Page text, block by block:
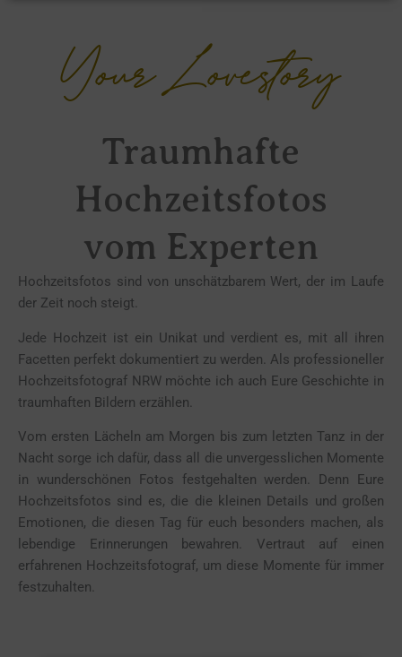
Your Lovestory
Traumhafte
Hochzeitsfotos
vom Experten
Hochzeitsfotos sind von unschätzbarem Wert, der im Laufe
der Zeit noch steigt.
Jede Hochzeit ist ein Unikat und verdient es, mit all ihren
Facetten perfekt dokumentiert zu werden. Als professioneller
Hochzeitsfotograf NRW möchte ich auch Eure Geschichte in
traumhaften Bildern erzählen.
Vom ersten Lächeln am Morgen bis zum letzten Tanz in der
Nacht sorge ich dafür, dass all die unvergesslichen Momente
in wunderschönen Fotos festgehalten werden. Denn Eure
Hochzeitsfotos sind es, die die kleinen Details und großen
Emotionen, die diesen Tag für euch besonders machen, als
lebendige Erinnerungen bewahren. Vertraut auf einen
erfahrenen Hochzeitsfotograf, um diese Momente für immer
festzuhalten.